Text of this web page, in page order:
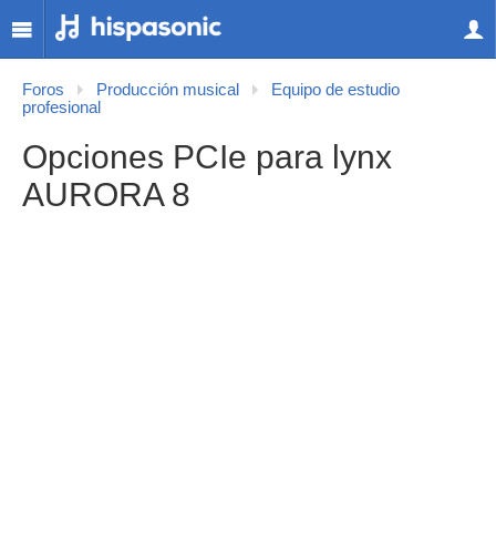
Foros Producción musical
Equipo de estudio
profesional
Opciones PCIe para lynx
AURORA 8